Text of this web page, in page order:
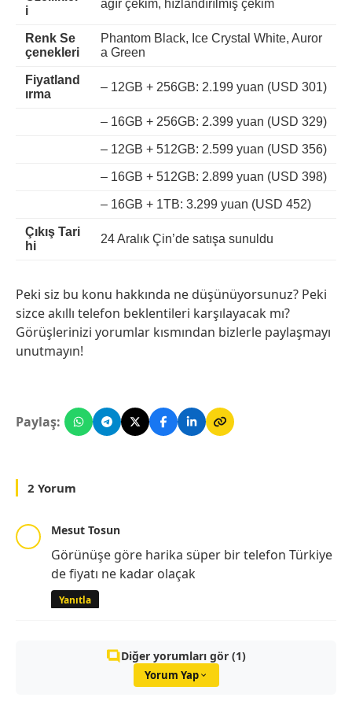
i
ağır çekim, hızlandırılmış çekim
Renk Se
çenekleri
Phantom Black, Ice Crystal White, Auror
a Green
Fiyatland
ırma
– 12GB + 256GB: 2.199 yuan (USD 301)
– 16GB + 256GB: 2.399 yuan (USD 329)
– 12GB + 512GB: 2.599 yuan (USD 356)
– 16GB + 512GB: 2.899 yuan (USD 398)
– 16GB + 1TB: 3.299 yuan (USD 452)
Çıkış Tari
hi
24 Aralık Çin’de satışa sunuldu
Peki siz bu konu hakkında ne düşünüyorsunuz? Peki
sizce akıllı telefon beklentileri karşılayacak mı?
Görüşlerinizi yorumlar kısmından bizlerle paylaşmayı
unutmayın!
Paylaş:
2 Yorum
Mesut Tosun
Görünüşe göre harika süper bir telefon Türkiye
de fiyatı ne kadar olaçak
Yanıtla
Diğer yorumları gör (1)
Yorum Yap